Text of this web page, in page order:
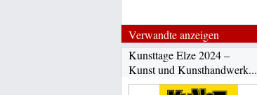
Verwandte anzeigen
Kunsttage Elze 2024 –
Kunst und Kunsthandwerk...